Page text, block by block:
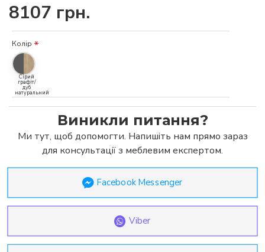
8107 грн.
Колір
Сірий
графіт/
дуб
натуральний
Виникли питання?
Ми тут, щоб допомогти. Напишіть нам прямо зараз
для консультації з меблевим експертом.
Facebook Messenger
Viber